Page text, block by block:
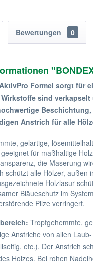
Bewertungen 0
AktivPro Formel sorgt für
sind
Anstrich für alle
gelartige,
für maßhaltige
die Maserung
schützt alle Hölzer, außen
Holzlasur
Bläueschutz im
Pilze verringert.
Tropfgehemmte,
Anstriche von allen
etc.). Der Anstrich
Holzes. Bei rohen